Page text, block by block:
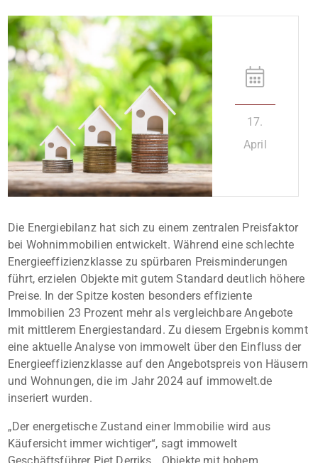
17.
April
Die Energiebilanz hat sich zu einem zentralen Preisfaktor
bei Wohnimmobilien entwickelt. Während eine schlechte
Energieeffizienzklasse zu spürbaren Preisminderungen
führt, erzielen Objekte mit gutem Standard deutlich höhere
Preise. In der Spitze kosten besonders effiziente
Immobilien 23 Prozent mehr als vergleichbare Angebote
mit mittlerem Energiestandard. Zu diesem Ergebnis kommt
eine aktuelle Analyse von immowelt über den Einfluss der
Energieeffizienzklasse auf den Angebotspreis von Häusern
und Wohnungen, die im Jahr 2024 auf immowelt.de
inseriert wurden.
„Der energetische Zustand einer Immobilie wird aus
Käufersicht immer wichtiger“, sagt immowelt